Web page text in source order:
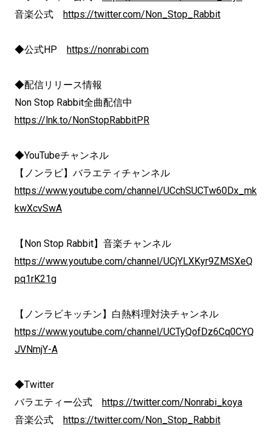
音楽公式 https://twitter.com/Non_Stop_Rabbit
◆公式HP https://nonrabi.com
◆配信リリース情報
Non Stop Rabbit全曲配信中
https://lnk.to/NonStopRabbitPR
◆YouTubeチャンネル
【ノンラビ】バラエティチャンネル
https://www.youtube.com/channel/UCchSUCTw60Dx_mk
kwXcvSwA
【Non Stop Rabbit】音楽チャンネル
https://www.youtube.com/channel/UCjYLXKyr9ZMSXeQ
pq1rK21g
【ノンラビキッチン】白熱料理対決チャンネル
https://www.youtube.com/channel/UCTyQofDz6Cq0CYQ
JVNmjY-A
◆Twitter
バラエティー公式 https://twitter.com/Nonrabi_koya
音楽公式 https://twitter.com/Non_Stop_Rabbit